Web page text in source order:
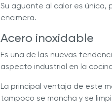
Su aguante al calor es única,
encimera.
Acero inoxidable
Es una de las nuevas
aspecto industrial en la
La principal ventaja de este
tampoco se mancha y se